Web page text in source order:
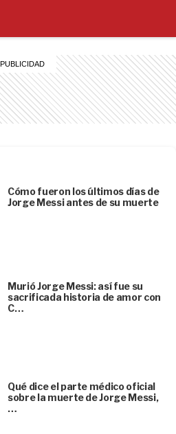
Cómo fueron los últimos días de
Jorge Messi antes de su muerte
Murió Jorge Messi: así fue su
sacrificada historia de amor con
C…
Qué dice el parte médico oficial
sobre la muerte de Jorge Messi,
…